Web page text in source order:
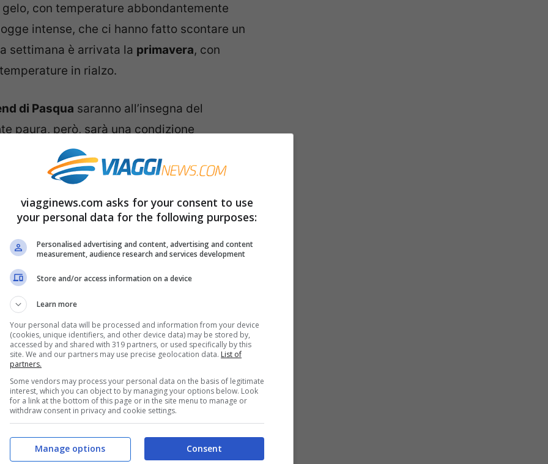
con temperature abbondantemente
intense, che ci hanno fatto scontare un
settimana è arrivata la primavera, con
in rialzo.
di Pasqua saranno all’insegna del
paura, però, sarà una condizione
per la domenica di Pasqua e il lunedì di
sarà attraversata da unaperturbazione
al Nord e su parte del Centro Italia, fino
nuove nevicate sull’arco alpino.
viagginews.com asks for your consent to use
your personal data for the following purposes:
Personalised advertising and content, advertising and content
measurement, audience research and services development
Store and/or access information on a device
Learn more
Your personal data will be processed and information from your device
(cookies, unique identifiers, and other device data) may be stored by,
accessed by and shared with 319 partners, or used specifically by this
site. We and our partners may use precise geolocation data. List of
partners.
Some vendors may process your personal data on the basis of legitimate
interest, which you can object to by managing your options below. Look
for a link at the bottom of this page or in the site menu to manage or
withdraw consent in privacy and cookie settings.
Consent
Manage options